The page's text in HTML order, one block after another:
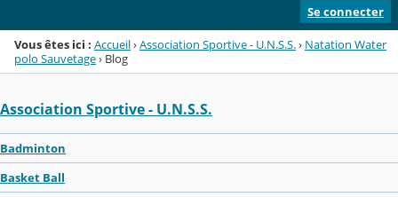
Se connecter
Vous êtes ici : Accueil›Association Sportive - U.N.S.S.› Natation Water
polo Sauvetage› Blog
Association Sportive - U.N.S.S.
Badminton
Basket Ball